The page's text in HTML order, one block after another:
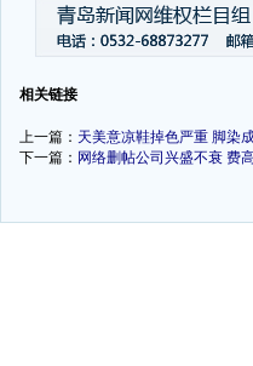
相关链接
上一篇： 天美意凉鞋掉色严重 脚染
下一篇： 网络删帖公司兴盛不衰 费